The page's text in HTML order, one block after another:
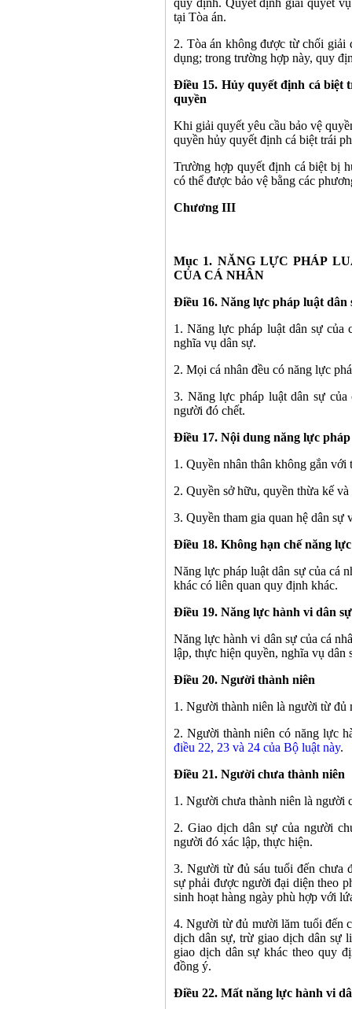
quy định. Quyết định giải quyết
tại Tòa án.
2. Tòa án không được từ chối giải
dụng; trong trường hợp này, quy
Điều 15. Hủy quyết định cá biệt
quyền
Khi giải quyết yêu cầu bảo vệ
quyền hủy quyết định cá biệt trái
Trường hợp quyết định cá biệt bị
có thể được bảo vệ bằng các
Chương III
Mục 1. NĂNG LỰC PHÁP
CỦA CÁ NHÂN
Điều 16. Năng lực pháp luật dân
1. Năng lực pháp luật dân sự của
nghĩa vụ dân sự.
2. Mọi cá nhân đều có năng lực
3. Năng lực pháp luật dân sự
người đó chết.
Điều 17. Nội dung năng lực
1. Quyền nhân thân không gắn với
2. Quyền sở hữu, quyền thừa kế
3. Quyền tham gia quan hệ dân sự
Điều 18. Không hạn chế năng
Năng lực pháp luật dân sự của cá
khác có liên quan quy định khác.
Điều 19. Năng lực hành vi dân
Năng lực hành vi dân sự của cá
lập, thực hiện quyền, nghĩa vụ dân
Điều 20. Người thành niên
1. Người thành niên là người từ đủ
2. Người thành niên có năng lực
điều 22, 23 và 24 của Bộ luật này.
Điều 21. Người chưa thành niên
1. Người chưa thành niên là người
2. Giao dịch dân sự của người
người đó xác lập, thực hiện.
3. Người từ đủ sáu tuổi đến chưa
sự phải được người đại diện theo
sinh hoạt hàng ngày phù hợp với
4. Người từ đủ mười lăm tuổi đến
dịch dân sự, trừ giao dịch dân sự
giao dịch dân sự khác theo quy
đồng ý.
Điều 22. Mất năng lực hành vi